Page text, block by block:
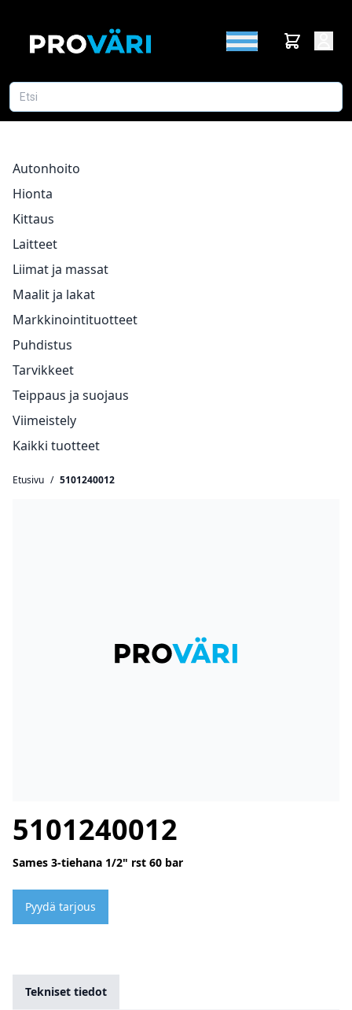
Autonhoito
Hionta
Kittaus
Laitteet
Liimat ja massat
Maalit ja lakat
Markkinointituotteet
Puhdistus
Tarvikkeet
Teippaus ja suojaus
Viimeistely
Kaikki tuotteet
Etusivu / 5101240012
5101240012
Sames 3-tiehana 1/2" rst 60 bar
Pyydä tarjous
Tekniset tiedot